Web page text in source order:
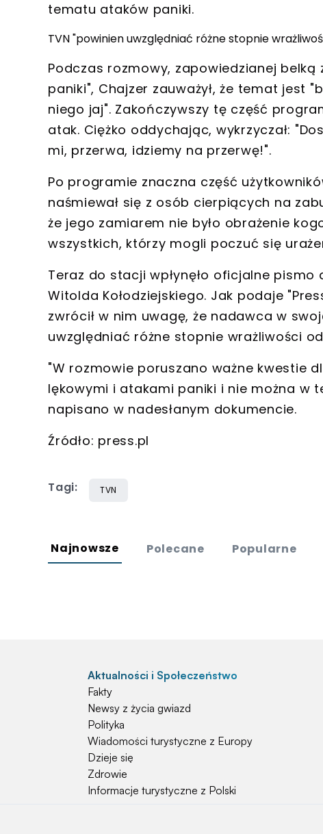
tematu ataków paniki.
TVN "powinien uwzględniać różne stopnie
Podczas rozmowy, zapowiedzianej
paniki", Chajzer zauważył, że temat jest
niego jaj". Zakończywszy tę część
atak. Ciężko oddychając, wykrzyczał:
mi, przerwa, idziemy na przerwę!".
Po programie znaczna część
naśmiewał się z osób cierpiących na
że jego zamiarem nie było obrażenie
wszystkich, którzy mogli poczuć się
Teraz do stacji wpłynęło oficjalne
Witolda Kołodziejskiego. Jak podaje
zwrócił w nim uwagę, że nadawca w
uwzględniać różne stopnie wrażliwości
"W rozmowie poruszano ważne kwestie
lękowymi i atakami paniki i nie można w
napisano w nadesłanym dokumencie.
Źródło: press.pl
Tagi: TVN
Najnowsze Polecane Popularne
Aktualności i Społeczeństwo
Fakty
Newsy z życia gwiazd
Polityka
Wiadomości turystyczne z Europy
Dzieje się
Zdrowie
Informacje turystyczne z Polski